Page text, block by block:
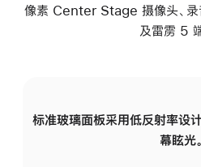
像素 Center Stage 摄像头、录
及雷雳 5
标准玻璃面板采用低反射率设
幕眩光。